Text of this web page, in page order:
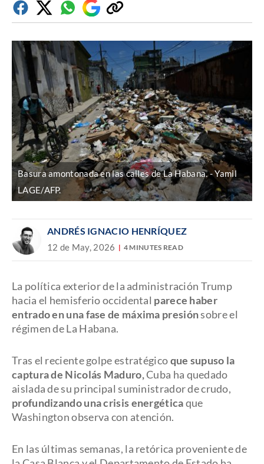
FacebookTwitterWhatsapp
Google
Discover
Copiar
enlace
Basura amontonada en las calles de La Habana.
Yamil
LAGE/AFP.
ANDRÉS IGNACIO HENRÍQUEZ
12 de May, 2026 4 MINUTES READ
La política exterior de la administración Trump
hacia el hemisferio occidental parece haber
entrado en una fase de máxima presiónsobre el
régimen de La Habana.
Tras el reciente golpe estratégicoque supuso la
captura de Nicolás Maduro,Cuba ha quedado
aislada de su principal suministrador de crudo,
profundizando una crisis energéticaque
Washington observa con atención.
En las últimas semanas, la retórica proveniente de